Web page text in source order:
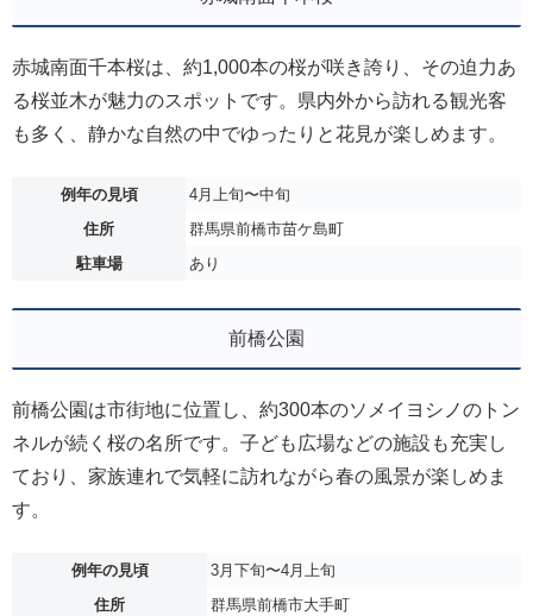
赤城南面千本桜は、約1,000本の桜が咲き誇り、その迫力あ
る桜並木が魅力のスポットです。県内外から訪れる観光客
も多く、静かな自然の中でゆったりと花見が楽しめます。
例年の見頃
4月上旬〜中旬
住所
群馬県前橋市苗ケ島町
駐車場
あり
前橋公園
前橋公園は市街地に位置し、約300本のソメイヨシノのトン
ネルが続く桜の名所です。子ども広場などの施設も充実し
ており、家族連れで気軽に訪れながら春の風景が楽しめま
す。
例年の見頃
3月下旬〜4月上旬
住所
群馬県前橋市大手町